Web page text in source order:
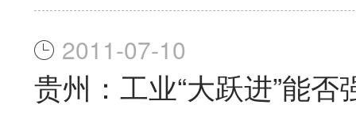
2011-07-10
贵州：工业“大跃进”能否